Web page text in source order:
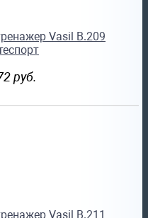
Vasil B.209
руб.
Vasil B.211